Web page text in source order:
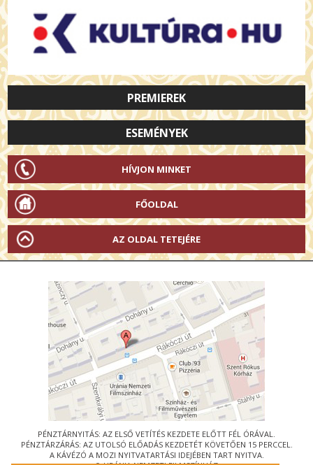
PREMIEREK
ESEMÉNYEK
HÍVJON MINKET
FŐOLDAL
AZ OLDAL TETEJÉRE
PÉNZTÁRNYITÁS: AZ ELSŐ VETÍTÉS KEZDETE ELŐTT FÉL ÓRÁVAL.
PÉNZTÁRZÁRÁS: AZ UTOLSÓ ELŐADÁS KEZDETÉT KÖVETŐEN 15 PERCCEL.
A KÁVÉZÓ A MOZI NYITVATARTÁSI IDEJÉBEN TART NYITVA.